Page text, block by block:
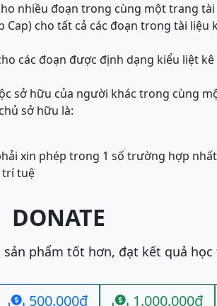
nhiều đoạn trong cùng một trang
cho tất cả các đoạn trong tài liệu
các đoạn được định dạng kiểu liệt kê
sở hữu của người khác trong cùng
sở hữu là:
xin phép trong 1 số trường hợp
trí tuệ
DONATE
phẩm tốt hơn, đạt kết quả học
 500.000đ  1.000.000đ